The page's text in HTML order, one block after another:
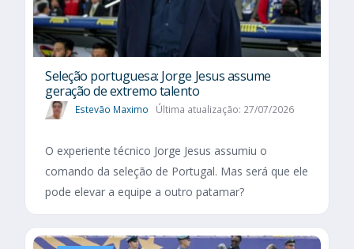
Seleção portuguesa: Jorge Jesus assume
geração de extremo talento
Estevão Maximo Última atualização: 27/07/2026
O experiente técnico Jorge Jesus assumiu o
comando da seleção de Portugal. Mas será que ele
pode elevar a equipe a outro patamar?